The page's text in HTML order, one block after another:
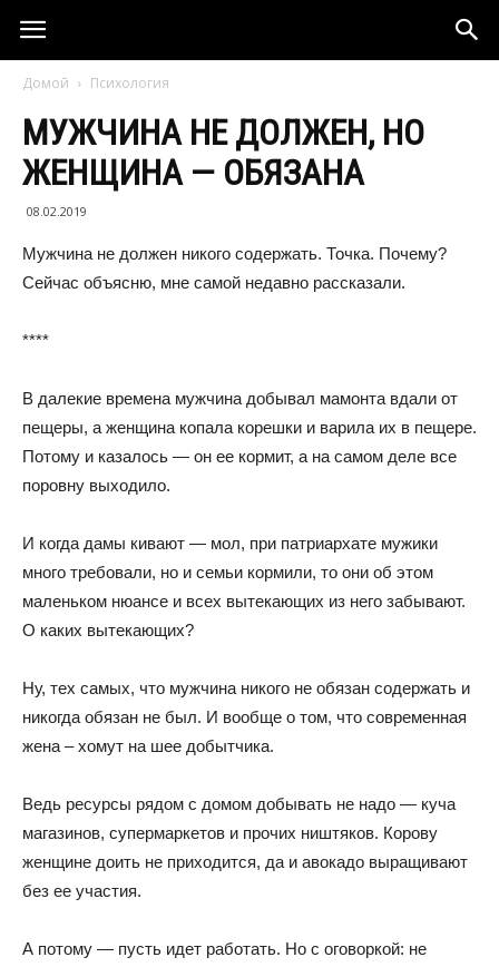
Домой Психология
МУЖЧИНА НЕ ДОЛЖЕН, НО
ЖЕНЩИНА — ОБЯЗАНА
08.02.2019
Мужчина не должен никого содержать. Точка. Почему?
Сейчас объясню, мне самой недавно рассказали.
****
В далекие времена мужчина добывал мамонта вдали от
пещеры, а женщина копала корешки и варила их в пещере.
Потому и казалось — он ее кормит, а на самом деле все
поровну выходило.
И когда дамы кивают — мол, при патриархате мужики
много требовали, но и семьи кормили, то они об этом
маленьком нюансе и всех вытекающих из него забывают.
О каких вытекающих?
Ну, тех самых, что мужчина никого не обязан содержать и
никогда обязан не был. И вообще о том, что современная
жена – хомут на шее добытчика.
Ведь ресурсы рядом с домом добывать не надо — куча
магазинов, супермаркетов и прочих ништяков. Корову
женщине доить не приходится, да и авокадо выращивают
без ее участия.
А потому — пусть идет работать. Но с оговоркой: не